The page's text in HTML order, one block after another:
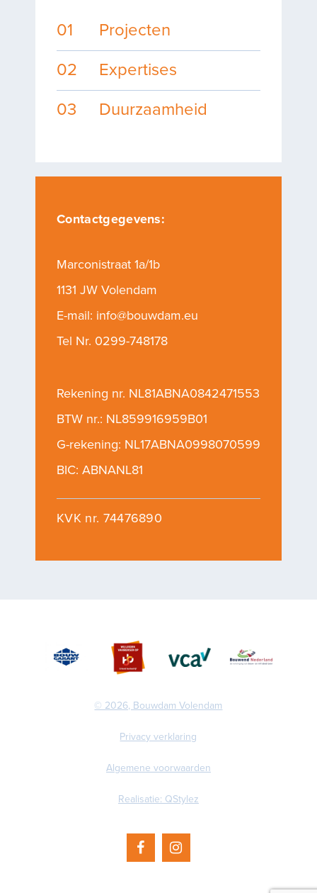
01
Projecten
02
Expertises
03
Duurzaamheid
Contactgegevens:
Marconistraat 1a/1b
1131 JW Volendam
E-mail: info@bouwdam.eu
Tel Nr. 0299-748178
Rekening nr. NL81ABNA0842471553
BTW nr.: NL859916959B01
G-rekening: NL17ABNA0998070599
BIC: ABNANL81
KVK nr. 74476890
© 2026, Bouwdam Volendam
Privacy verklaring
Algemene voorwaarden
Realisatie: QStylez